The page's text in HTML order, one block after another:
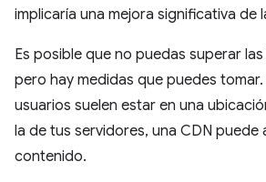
implicaría una mejora significativa de
Es posible que no puedas superar
pero hay medidas que puedes
usuarios suelen estar en una
la de tus servidores, una CDN puede
contenido.